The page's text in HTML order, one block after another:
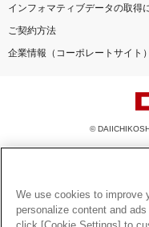
インフォマティブデータの取得
ご契約方法
企業情報（コーポレートサイト）
©
このサイトに掲載されている一切
を問わず、著作権法の定める範囲
とを禁じます。
楽曲及びコンテンツは、機種によ
We use cookies to improve
personalize content and